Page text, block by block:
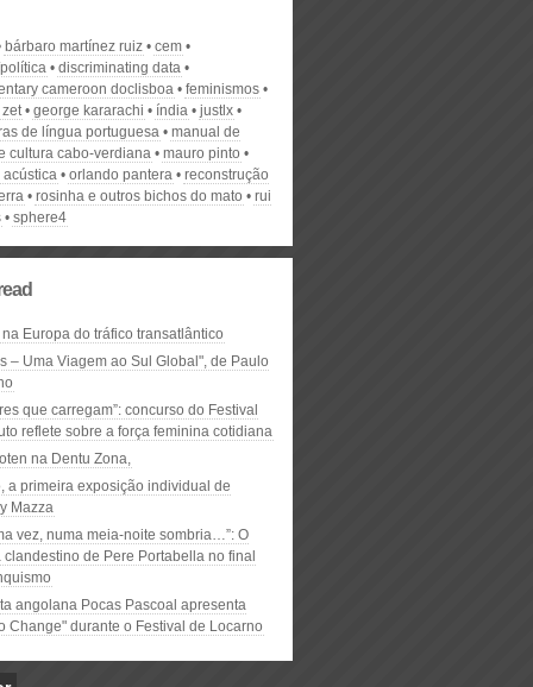
bárbaro martínez ruiz
cem
discriminating data
cameroon doclisboa
feminismos
george kararachi índia
justlx
de língua portuguesa
manual de
cultura cabo-verdiana
mauro pinto
acústica
orlando pantera
reconstrução
rosinha e outros bichos do mato
rui
sphere4
Europa do tráfico transatlântico
– Uma Viagem ao Sul Global", de Paulo
que carregam”: concurso do Festival
reflete sobre a força feminina cotidiana
na Dentu Zona,
a primeira exposição individual de
Mazza
vez, numa meia-noite sombria…”: O
clandestino de Pere Portabella no final
angolana Pocas Pascoal apresenta
Change" durante o Festival de Locarno